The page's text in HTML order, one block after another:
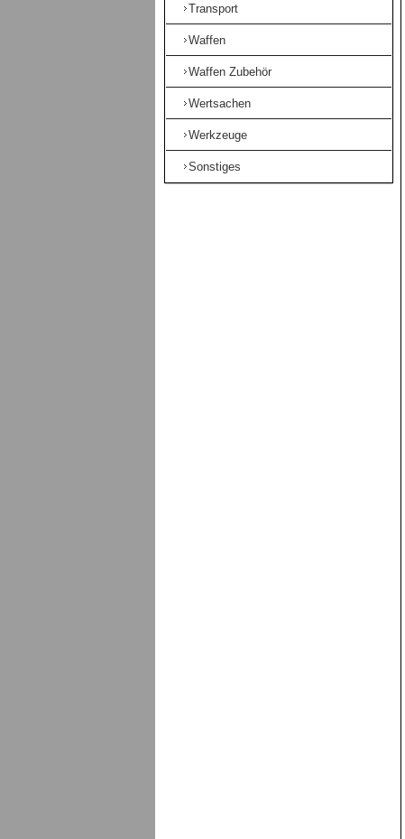
Transport
Waffen
Waffen Zubehör
Wertsachen
Werkzeuge
Sonstiges